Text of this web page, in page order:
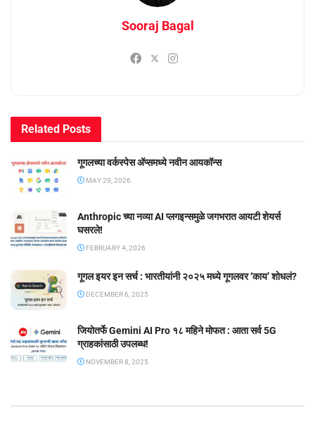
Sooraj Bagal
Related Posts
गूगलच्या वर्कस्पेस अ‍ॅप्समध्ये नवीन आयकॉन्स
MAY 29, 2026
Anthropic च्या नव्या AI प्लगइन्समुळे जगभरात आयटी शेयर्स
घसरले!
FEBRUARY 4, 2026
गूगल इयर इन सर्च : भारतीयांनी २०२५ मध्ये गूगलवर ‘काय’ शोधलं?
DECEMBER 6, 2025
जियोतर्फे Gemini AI Pro १८ महिने मोफत : आता सर्व 5G
ग्राहकांसाठी उपलब्ध!
NOVEMBER 8, 2025